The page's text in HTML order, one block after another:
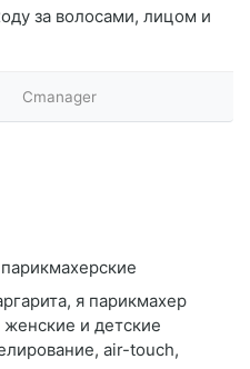
за волосами, лицом и
Cmanager
я парикмахер
и детские
air-touch,